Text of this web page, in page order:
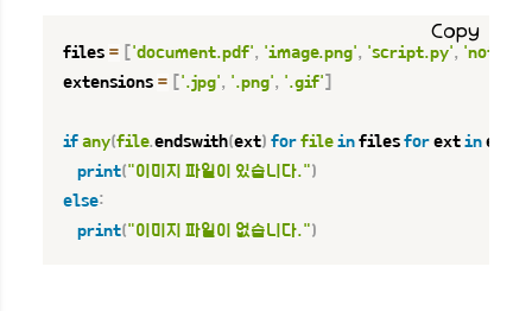
files = ['document.pdf', 'image.png', 'script.py',
extensions = ['.jpg', '.png', '.gif']
if any(file.endswith(ext) for file in files for ext in
print("이미지 파일이 있습니다.")
else:
print("이미지 파일이 없습니다.")
Copy